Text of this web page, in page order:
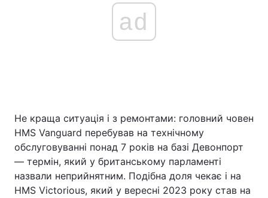
ad
Не краща ситуація і з ремонтами: головний човен
HMS Vanguard перебував на технічному
обслуговуванні понад 7 років на базі Девонпорт
— термін, який у британському парламенті
назвали неприйнятним. Подібна доля чекає і на
HMS Victorious, який у вересні 2023 року став на